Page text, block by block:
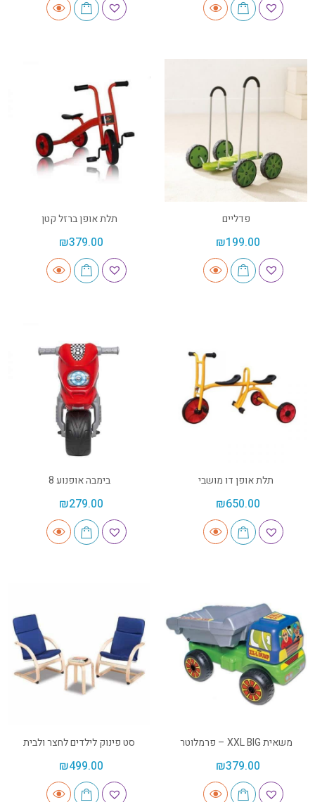
פדליים
₪199.00
תלת אופן ברזל קטן
₪379.00
תלת אופן דו מושבי
₪650.00
בימבה אופנוע 8
₪279.00
משאית XXL BIG – פרמלוטר
₪379.00
סט פינוק לילדים לחצר ולבית
₪499.00